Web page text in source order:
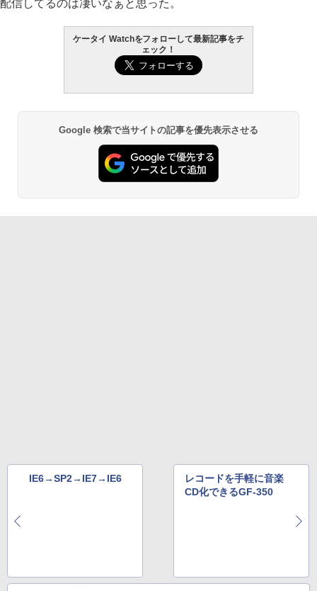
配信してるのは凄いなぁと思った。
ケータイ Watchをフォローして最新記事をチ
ェック！
Google 検索で当サイトの記事を優先表示させる
IE6→SP2→IE7→IE6
レコードを手軽に音楽
CD化できるGF-350